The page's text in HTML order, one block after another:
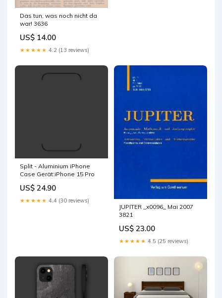
Das tun, was noch nicht da
war! 3636
US$ 14.00
★★★★★ 4.2 (13 reviews)
Split - Aluminium iPhone
Case Gerät:iPhone 15 Pro
US$ 24.90
★★★★★ 4.4 (30 reviews)
JUPITER _x0096_ Mai 2007
3821
US$ 23.00
★★★★★ 4.5 (25 reviews)